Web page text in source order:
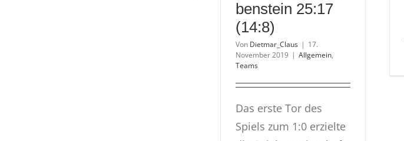
Hoof/Sand/Wolfhagen
benstein 25:17
(14:8)
Von Dietmar_Claus | 17.
November 2019 | Allgemein,
Teams
Das erste Tor des
Spiels zum 1:0 erzielte